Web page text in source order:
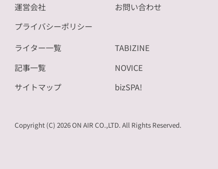
運営会社
プライバシーポリシー
お問い合わせ
ライター一覧
記事一覧
サイトマップ
TABIZINE
NOVICE
bizSPA!
Copyright (C) 2026 ON AIR CO.,LTD. All Rights Reserved.